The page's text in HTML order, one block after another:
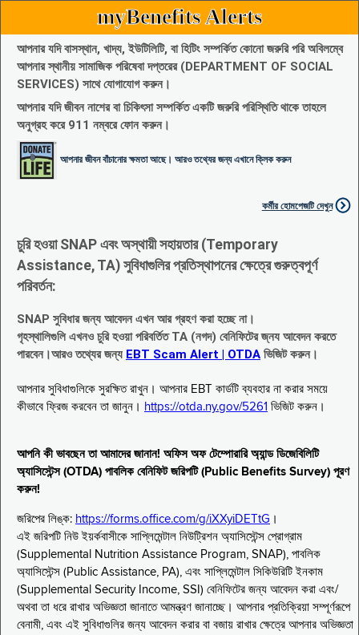
myBenefits Alerts
আপনার যদি বাসস্থান, খাদ্য, ইউটিলিটি, বা হিটিং সম্পর্কিত কোনো জরুরি পরি অবিলম্বে
আপনার স্থানীয় সামাজিক পরিষেবা দপ্তরের (DEPARTMENT OF SOCIAL
SERVICES) সাথে যোগাযোগ করুন।
আপনার যদি জীবন নাশের বা চিকিৎসা সম্পর্কিত একটি জরুরি পরিস্থিতি থাকে তাহলে
অনুগ্রহ করে 911 নম্বরে ফোন করুন।
আপনার জীবন বাঁচানোর ক্ষমতা আছে। আরও তথ্যের জন্য এখানে ক্লিক করুন
কর্মীর হোমপেজটি দেখুন
চুরি হওয়া SNAP এবং অস্থায়ী সহায়তার (Temporary
Assistance, TA) সুবিধাগুলির প্রতিস্থাপনের ক্ষেত্রে গুরুত্বপূর্ণ
পরিবর্তন:
SNAP সুবিধার জন্য আবেদন এখন আর গ্রহণ করা হচ্ছে না।
গৃহস্থালিগুলি এখনও চুরি হওয়া পরিবর্তিত TA (নগদ) বেনিফিটের জ্নয আবেদন করতে
পারবেন।আরও তথ্যের জন্য EBT Scam Alert | OTDA ভিজিট করুন।
আপনার সুবিধাগুলিকে সুরক্ষিত রাখুন। আপনার EBT কার্ডটি ব্যবহার না করার সময়ে
কীভাবে ফ্রিজ করবেন তা জানুন। https://otda.ny.gov/5261 ভিজিট করুন।
আপনি কী ভাবছেন তা আমাদের জানান! অফিস অফ টেম্পোরারি অ্যান্ড ডিজেবিলিটি
অ্যাসিস্টেন্স (OTDA) পাবলিক বেনিফিট জরিপটি (Public Benefits Survey) পূরণ
করুন!
জরিপের লিঙ্ক: https://forms.office.com/g/iXXyiDETtG ।
এই জরিপটি নিউ ইয়র্কবাসীকে সাপ্লিমেন্টাল নিউট্রিশন অ্যাসিস্টেন্স প্রোগ্রাম
(Supplemental Nutrition Assistance Program, SNAP), পাবলিক
অ্যাসিস্টেন্স (Public Assistance, PA), এবং সাপ্লিমেন্টাল সিকিউরিটি ইনকাম
(Supplemental Security Income, SSI) বেনিফিটের জন্য আবেদন করা এবং/
অথবা তা ধরে রাখার অভিজ্ঞতা জানাতে আমন্ত্রণ জানাচ্ছে। আপনার প্রতিক্রিয়া সম্পূর্ণরূপে
বেনামী, এবং এই সুবিধাগুলির জন্য আবেদন করার বা বজায় রাখার ক্ষেত্রে আপনার অভিজ্ঞতা